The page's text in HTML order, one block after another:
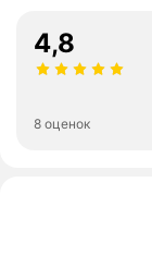
4,8
8 оценок